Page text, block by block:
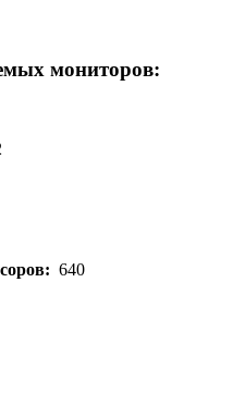
мониторов:
640